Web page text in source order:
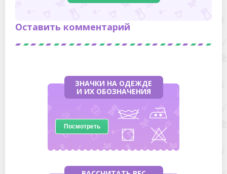
Оставить комментарий
ЗНАЧКИ НА ОДЕЖДЕ
И ИХ ОБОЗНАЧЕНИЯ
Посмотреть